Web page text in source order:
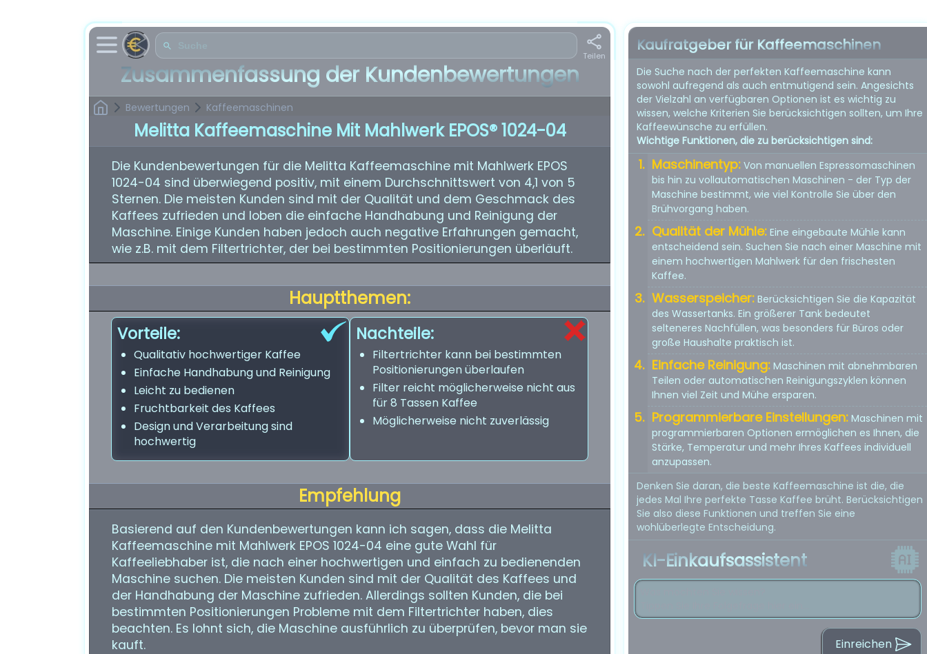
Teilen
Zusammenfassung der Kundenbewertungen
Bewertungen Kaffeemaschinen
Melitta Kaffeemaschine Mit Mahlwerk EPOS® 1024-04
Die Kundenbewertungen für die Melitta Kaffeemaschine mit Mahlwerk EPOS
1024-04 sind überwiegend positiv, mit einem Durchschnittswert von 4,1 von 5
Sternen. Die meisten Kunden sind mit der Qualität und dem Geschmack des
Kaffees zufrieden und loben die einfache Handhabung und Reinigung der
Maschine. Einige Kunden haben jedoch auch negative Erfahrungen gemacht,
wie z.B. mit dem Filtertrichter, der bei bestimmten Positionierungen überläuft.
Hauptthemen:
Vorteile:
Qualitativ hochwertiger Kaffee
Einfache Handhabung und Reinigung
Leicht zu bedienen
Fruchtbarkeit des Kaffees
Design und Verarbeitung sind
hochwertig
Nachteile:
Filtertrichter kann bei bestimmten
Positionierungen überlaufen
Filter reicht möglicherweise nicht aus
für 8 Tassen Kaffee
Möglicherweise nicht zuverlässig
Empfehlung
Basierend auf den Kundenbewertungen kann ich sagen, dass die Melitta
Kaffeemaschine mit Mahlwerk EPOS 1024-04 eine gute Wahl für
Kaffeeliebhaber ist, die nach einer hochwertigen und einfach zu bedienenden
Maschine suchen. Die meisten Kunden sind mit der Qualität des Kaffees und
der Handhabung der Maschine zufrieden. Allerdings sollten Kunden, die bei
bestimmten Positionierungen Probleme mit dem Filtertrichter haben, dies
beachten. Es lohnt sich, die Maschine ausführlich zu überprüfen, bevor man sie
kauft.
Kaufratgeber für Kaffeemaschinen
Die Suche nach der perfekten Kaffeemaschine kann
sowohl aufregend als auch entmutigend sein. Angesichts
der Vielzahl an verfügbaren Optionen ist es wichtig zu
wissen, welche Kriterien Sie berücksichtigen sollten, um Ihre
Kaffeewünsche zu erfüllen.
Wichtige Funktionen, die zu berücksichtigen sind:
Maschinentyp: Von manuellen Espressomaschinen
bis hin zu vollautomatischen Maschinen - der Typ der
Maschine bestimmt, wie viel Kontrolle Sie über den
Brühvorgang haben.
Qualität der Mühle: Eine eingebaute Mühle kann
entscheidend sein. Suchen Sie nach einer Maschine mit
einem hochwertigen Mahlwerk für den frischesten
Kaffee.
Wasserspeicher: Berücksichtigen Sie die Kapazität
des Wassertanks. Ein größerer Tank bedeutet
selteneres Nachfüllen, was besonders für Büros oder
große Haushalte praktisch ist.
Einfache Reinigung: Maschinen mit abnehmbaren
Teilen oder automatischen Reinigungszyklen können
Ihnen viel Zeit und Mühe ersparen.
Programmierbare Einstellungen: Maschinen mit
programmierbaren Optionen ermöglichen es Ihnen, die
Stärke, Temperatur und mehr Ihres Kaffees individuell
anzupassen.
Denken Sie daran, die beste Kaffeemaschine ist die, die
jedes Mal Ihre perfekte Tasse Kaffee brüht. Berücksichtigen
Sie also diese Funktionen und treffen Sie eine
wohlüberlegte Entscheidung.
KI-Einkaufsassistent
Einreichen